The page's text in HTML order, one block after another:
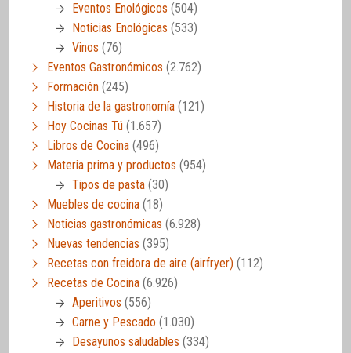
Eventos Enológicos (504)
Noticias Enológicas (533)
Vinos (76)
Eventos Gastronómicos (2.762)
Formación (245)
Historia de la gastronomía (121)
Hoy Cocinas Tú (1.657)
Libros de Cocina (496)
Materia prima y productos (954)
Tipos de pasta (30)
Muebles de cocina (18)
Noticias gastronómicas (6.928)
Nuevas tendencias (395)
Recetas con freidora de aire (airfryer) (112)
Recetas de Cocina (6.926)
Aperitivos (556)
Carne y Pescado (1.030)
Desayunos saludables (334)